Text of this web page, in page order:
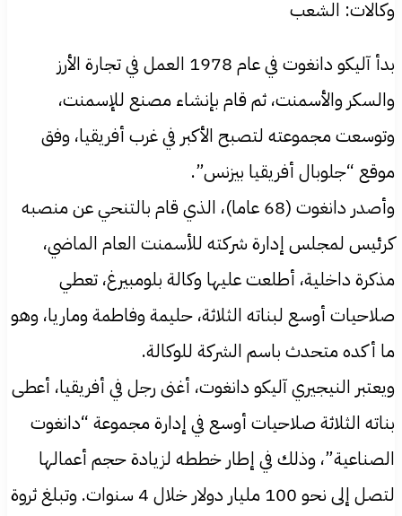
وكالات: الشعب
بدأ آليكو دانغوت في عام 1978 العمل في تجارة الأرز
والسكر والأسمنت، ثم قام بإنشاء مصنع للإسمنت،
وتوسعت مجموعته لتصبح الأكبر في غرب أفريقيا، وفق
موقع “جلوبال أفريقيا بيزنس”.
وأصدر دانغوت (68 عاما)، الذي قام بالتنحي عن منصبه
كرئيس لمجلس إدارة شركته للأسمنت العام الماضي،
مذكرة داخلية، أطلعت عليها وكالة بلومبيرغ، تعطي
صلاحيات أوسع لبناته الثلاثة، حليمة وفاطمة وماريا، وهو
ما أكده متحدث باسم الشركة للوكالة.
ويعتبر النيجيري آليكو دانغوت، أغنى رجل في أفريقيا، أعطى
بناته الثلاثة صلاحيات أوسع في إدارة مجموعة “دانغوت
الصناعية”، وذلك في إطار خططه لزيادة حجم أعمالها
لتصل إلى نحو 100 مليار دولار خلال 4 سنوات. وتبلغ ثروة